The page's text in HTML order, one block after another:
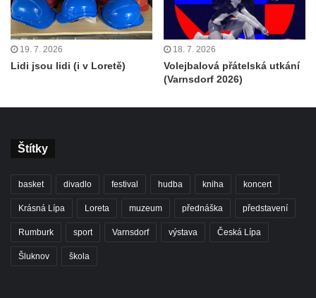
19. 7. 2026
Lidi jsou lidi (i v Loretě)
18. 7. 2026
Volejbalová přátelská utkání
(Varnsdorf 2026)
Štítky
basket divadlo festival hudba kniha koncert
Krásná Lípa Loreta muzeum přednáška představení
Rumburk sport Varnsdorf výstava Česká Lípa
Šluknov škola